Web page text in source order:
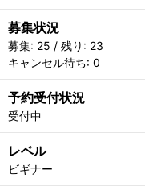
募集状況
募集: 25 / 残り: 23
キャンセル待ち: 0
予約受付状況
受付中
レベル
ビギナー